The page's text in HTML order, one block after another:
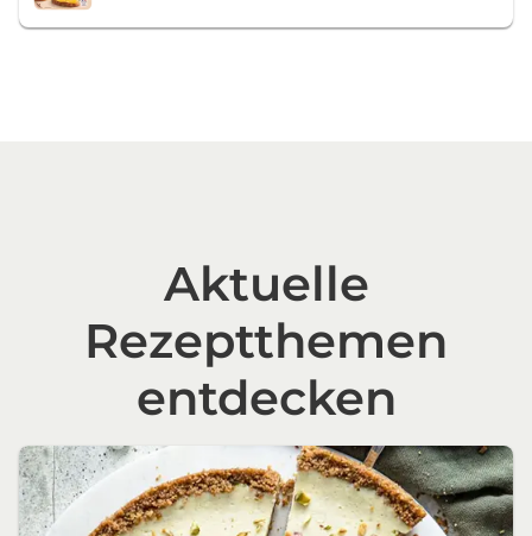
Aktuelle
Rezeptthemen
entdecken